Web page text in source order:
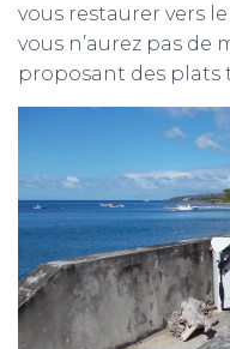
vous restaurer vers
vous n’aurez pas
proposant des plats